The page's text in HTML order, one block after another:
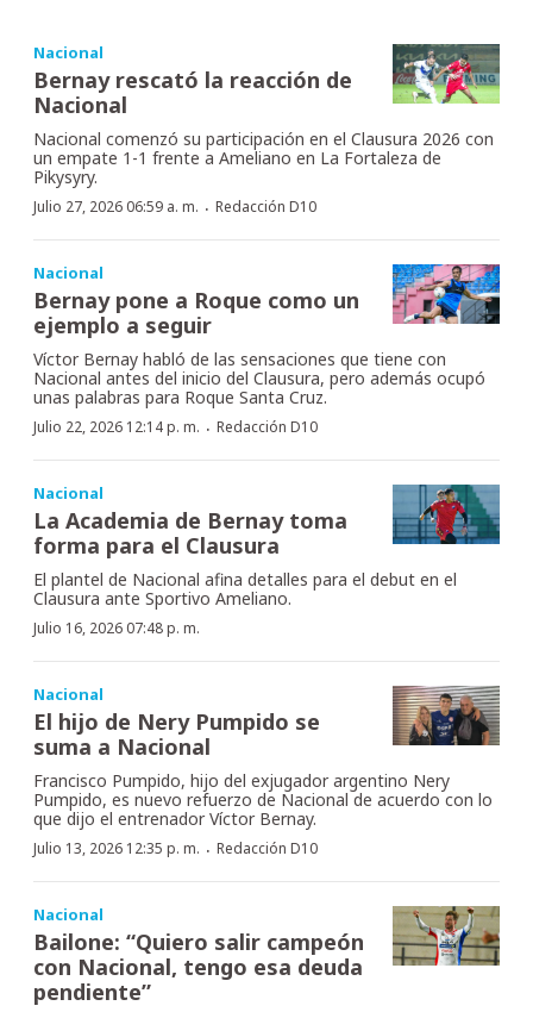
Nacional
Bernay rescató la reacción de
Nacional
Nacional comenzó su participación en el Clausura 2026 con
un empate 1-1 frente a Ameliano en La Fortaleza de
Pikysyry.
Julio 27, 2026 06:59 a. m. · Redacción D10
Nacional
Bernay pone a Roque como un
ejemplo a seguir
Víctor Bernay habló de las sensaciones que tiene con
Nacional antes del inicio del Clausura, pero además ocupó
unas palabras para Roque Santa Cruz.
Julio 22, 2026 12:14 p. m. · Redacción D10
Nacional
La Academia de Bernay toma
forma para el Clausura
El plantel de Nacional afina detalles para el debut en el
Clausura ante Sportivo Ameliano.
Julio 16, 2026 07:48 p. m.
Nacional
El hijo de Nery Pumpido se
suma a Nacional
Francisco Pumpido, hijo del exjugador argentino Nery
Pumpido, es nuevo refuerzo de Nacional de acuerdo con lo
que dijo el entrenador Víctor Bernay.
Julio 13, 2026 12:35 p. m. · Redacción D10
Nacional
Bailone: “Quiero salir campeón
con Nacional, tengo esa deuda
pendiente”